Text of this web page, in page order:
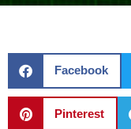
Facebook
Pinterest